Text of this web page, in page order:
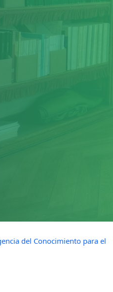
del Conocimiento para el